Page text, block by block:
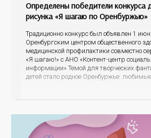
Определены победители конкурса
рисунка «Я шагаю по Оренбуржью»
Традиционно конкурс был объявлен 1
Оренбургским центром общественного
медицинской профилактики совместно
«Я шагаю!» с АНО «Контент-центр
информации» Темой для творческих
детей стало родное Оренбуржье: